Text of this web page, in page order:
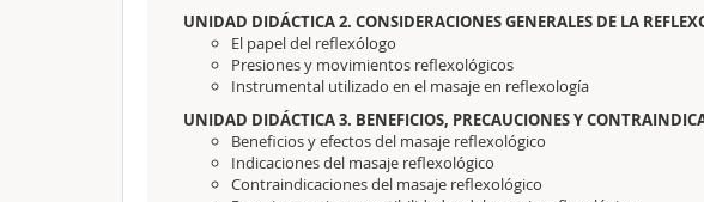
UNIDAD DIDÁCTICA 2. CONSIDERACIONES GENERALES DE LA
El papel del reflexólogo
Presiones y movimientos reflexológicos
Instrumental utilizado en el masaje en reflexología
UNIDAD DIDÁCTICA 3. BENEFICIOS, PRECAUCIONES Y
Beneficios y efectos del masaje reflexológico
Indicaciones del masaje reflexológico
Contraindicaciones del masaje reflexológico